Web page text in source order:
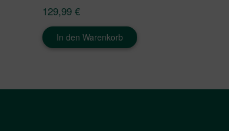
129,99 €
In den Warenkorb